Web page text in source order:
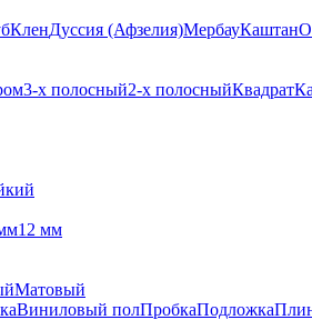
КленДуссия (Афзелия)МербауКаштан
3-х полосный2-х полосныйКвадрат
12 мм
Матовый
Виниловый полПробкаПодложка